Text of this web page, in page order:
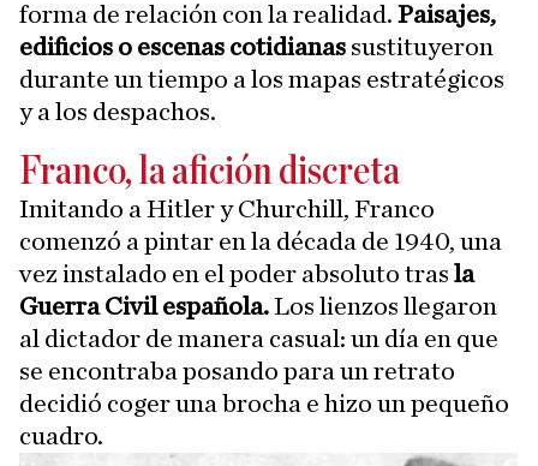
forma de relación con la realidad. Paisajes,
edificios o escenas cotidianas sustituyeron
durante un tiempo a los mapas estratégicos
y a los despachos.
Franco, la afición discreta
Imitando a Hitler y Churchill, Franco
comenzó a pintar en la década de 1940, una
vez instalado en el poder absoluto tras la
Guerra Civil española.Los lienzos llegaron
al dictador de manera casual: un día en que
se encontraba posando para un retrato
decidió coger una brocha e hizo un pequeño
cuadro.